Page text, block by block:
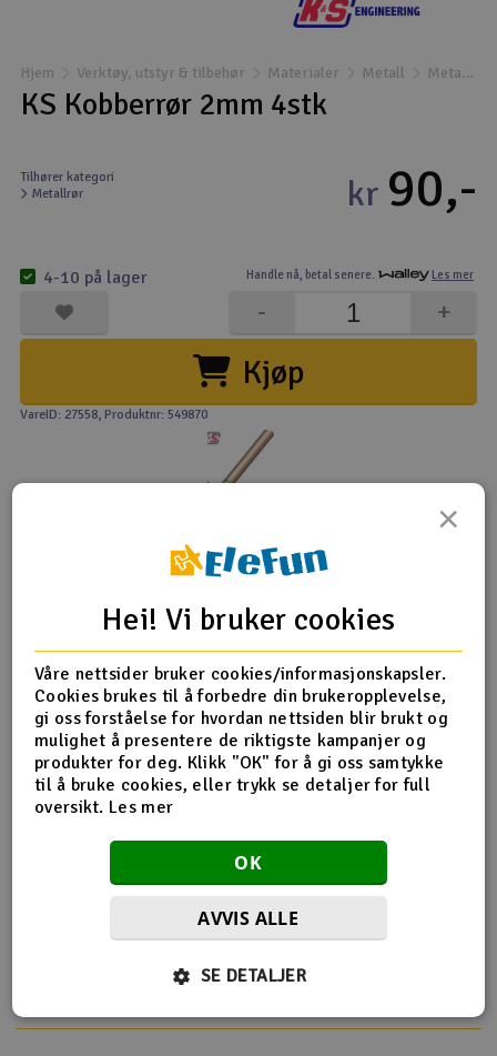
Droner
Fly
Helikopter
Kamerautstyr
Modellbygging, LEGO & byggesett
Modelljernbane
Motor & tilbehør
Raketter
Smarthjem, lek & hobby
Solenergi
Sparkesykler & elkjøretøy
Verktøy, utstyr & tilbehør
Hjem Verktøy, utstyr & tilbehør Materialer Metall Metallrør
KS Kobberrør 2mm 4stk
Tilhører kategori
Metallrør
Handle nå, betal senere. Les mer
kr 90,-
Kjøp
+
-
4-10 på lager
VareID: 27558, Produktnr: 549870
Tips en venn Anmeldelser
Produktinformasjon
KS Kobberrør 2mm 4stk
Ytre diameter: 2mm
Godstykkelse: 0,36mm
Flere så også på
×
Hei! Vi bruker cookies
Våre nettsider bruker cookies/informasjonskapsler.
Cookies brukes til å forbedre din brukeropplevelse,
gi oss forståelse for hvordan nettsiden blir brukt og
mulighet å presentere de riktigste kampanjer og
produkter for deg. Klikk "OK" for å gi oss samtykke
til å bruke cookies, eller trykk se detaljer for full
oversikt. Les mer
OK
AVVIS ALLE
SE DETALJER